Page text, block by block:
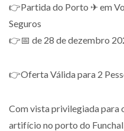
👉Partida do Porto ✈ em
Seguros
👉📅 de 28 de dezembro
👉Oferta Válida para 2
Com vista privilegiada para
artifício no porto do